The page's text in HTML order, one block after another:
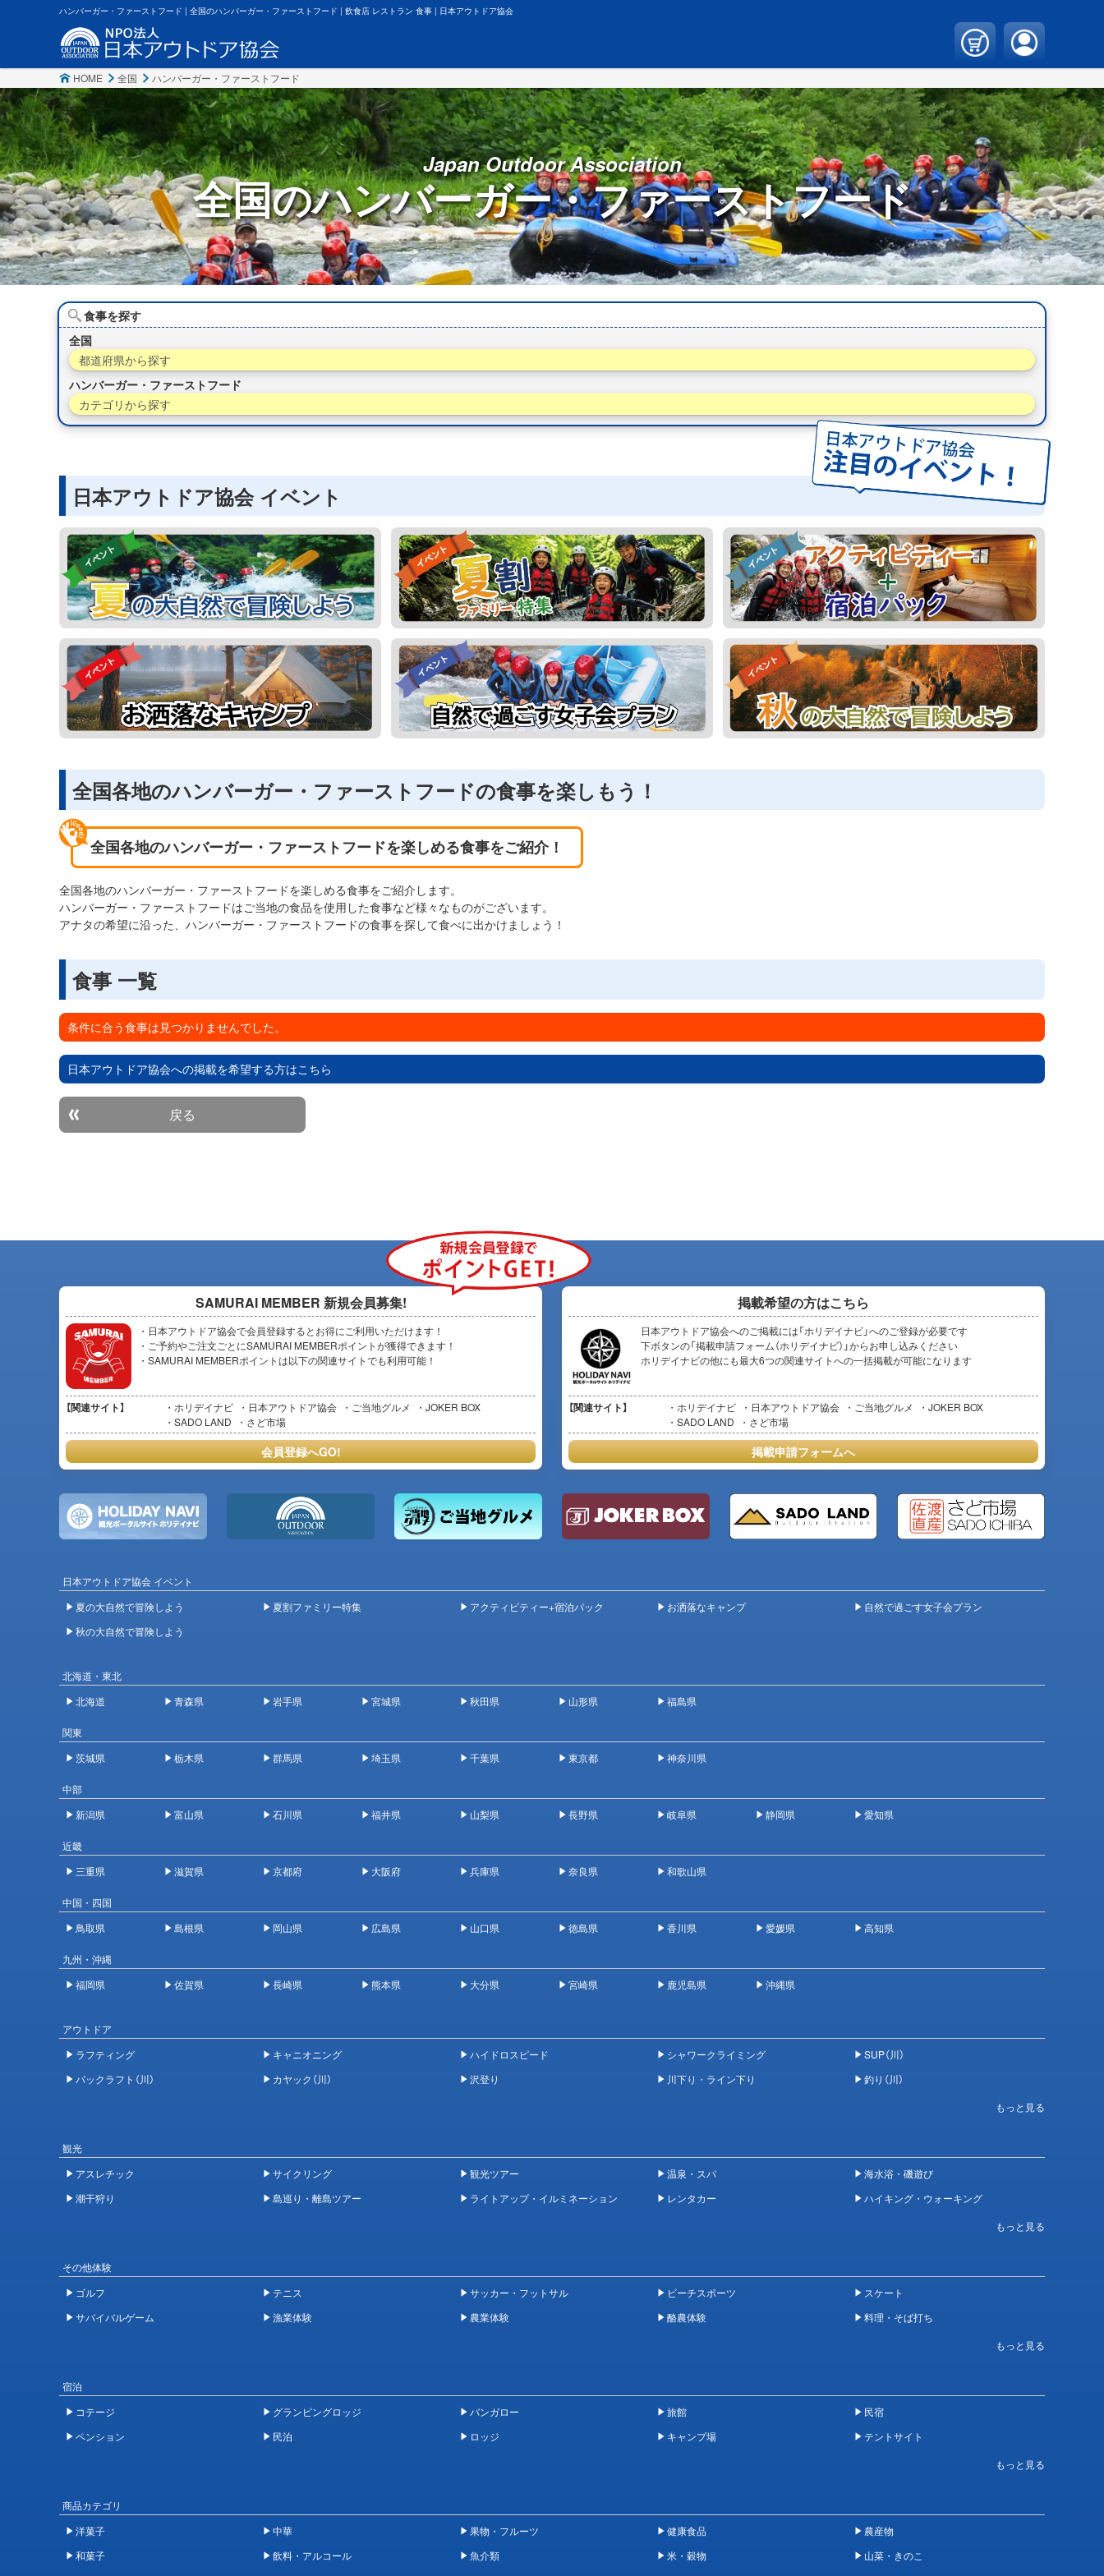
ハンバーガー・ファーストフード | 全国のハンバーガー・ファーストフード | 飲食店 レストラン 食事 | 日本アウトドア協会
HOME 全国 ハンバーガー・ファーストフード
Japan Outdoor Association
全国のハンバーガー・ファーストフード
食事を探す
全国
都道府県から探す
ハンバーガー・ファーストフード
カテゴリから探す
日本アウトドア協会 イベント
全国各地のハンバーガー・ファーストフードの食事を楽しもう！
全国各地のハンバーガー・ファーストフードを楽しめる食事をご紹介！
全国各地のハンバーガー・ファーストフードを楽しめる食事をご紹介します。
ハンバーガー・ファーストフードはご当地の食品を使用した食事など様々なものがございます。
アナタの希望に沿った、ハンバーガー・ファーストフードの食事を探して食べに出かけましょう！
食事 一覧
条件に合う食事は見つかりませんでした。
日本アウトドア協会への掲載を希望する方はこちら
戻る
SAMURAI MEMBER 新規会員募集!
・日本アウトドア協会で会員登録するとお得にご利用いただけます！
・ご予約やご注文ごとにSAMURAI MEMBERポイントが獲得できます！
・SAMURAI MEMBERポイントは以下の関連サイトでも利用可能！
【関連サイト】 ホリデイナビ 日本アウトドア協会 ご当地グルメ
JOKER BOX
SADO LAND
さど市場
会員登録へGO!
掲載希望の方はこちら
日本アウトドア協会へのご掲載には「ホリデイナビ」へのご登録が必要です
下ボタンの「掲載申請フォーム（ホリデイナビ）」からお申し込みください
ホリデイナビの他にも最大6つの関連サイトへの一括掲載が可能になります
【関連サイト】 ホリデイナビ 日本アウトドア協会 ご当地グルメ
JOKER BOX
SADO LAND
さど市場
掲載申請フォームへ
日本アウトドア協会 イベント
夏の大自然で冒険しよう
夏割ファミリー特集 アクティビティー+宿泊パック お洒落なキャンプ
自然で過ごす女子会プラン
秋の大自然で冒険しよう
北海道・東北
北海道
青森県 岩手県 宮城県 秋田県 山形県 福島県
関東
茨城県
栃木県 群馬県 埼玉県 千葉県 東京都 神奈川県
中部
新潟県
富山県 石川県 福井県 山梨県 長野県 岐阜県 静岡県 愛知県
近畿
三重県
滋賀県 京都府 大阪府 兵庫県 奈良県 和歌山県
中国・四国
鳥取県
島根県 岡山県 広島県 山口県 徳島県 香川県 愛媛県 高知県
九州・沖縄
福岡県
佐賀県 長崎県 熊本県 大分県 宮崎県 鹿児島県 沖縄県
アウトドア
ラフティング
キャニオニング ハイドロスピード シャワークライミング
SUP（川）
パックラフト（川）
カヤック（川） 沢登り 川下り・ライン下り 釣り（川）
観光
アスレチック
サイクリング 観光ツアー 温泉・スパ
海水浴・磯遊び
潮干狩り
島巡り・離島ツアー ライトアップ・イルミネーション レンタカー ハイキング・ウォーキング
その他体験
ゴルフ
テニス サッカー・フットサル ビーチスポーツ
スケート
サバイバルゲーム
漁業体験 農業体験 酪農体験 料理・そば打ち
宿泊
コテージ
グランピングロッジ バンガロー 旅館
民宿
ペンション
民泊 ロッジ キャンプ場 テントサイト
商品カテゴリ
洋菓子
中華 果物・フルーツ 健康食品
農産物
和菓子
飲料・アルコール 魚介類 米・穀物 山菜・きのこ